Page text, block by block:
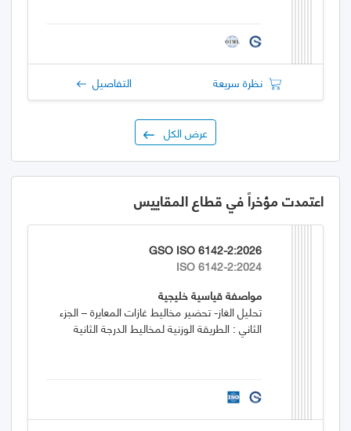
نظرة سريعة التفاصيل
عرض الكل
اعتمدت مؤخراً في قطاع المقاييس
GSO ISO 6142-2:2026
ISO 6142-2:2024
مواصفة قياسية خليجية
تحليل الغاز- تحضير مخاليط غازات المعايرة – الجزء
الثاني : الطريقة الوزنية لمخاليط الدرجة الثانية